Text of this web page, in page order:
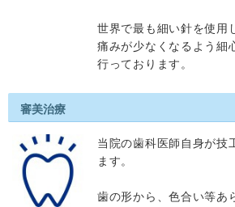
世界で最も細い針を使用
痛みが少なくなるよう細
行っております。
審美治療
当院の歯科医師自身が技
ます。
歯の形から、色合い等あ